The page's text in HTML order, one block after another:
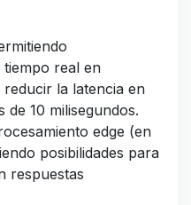
tiempo real en
la latencia en
10 milisegundos.
edge (en
posibilidades para
respuestas